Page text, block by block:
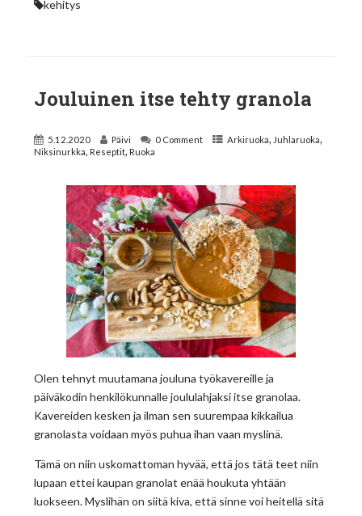
kehitys
Jouluinen itse tehty granola
5.12.2020 Päivi 0 Comment Arkiruoka,Juhlaruoka,
Niksinurkka,Reseptit,Ruoka
Olen tehnyt muutamana jouluna työkavereille ja
päiväkodin henkilökunnalle joululahjaksi itse granolaa.
Kavereiden kesken ja ilman sen suurempaa kikkailua
granolasta voidaan myös puhua ihan vaan myslinä.
Tämä on niin uskomattoman hyvää, että jos tätä teet niin
lupaan ettei kaupan granolat enää houkuta yhtään
luokseen. Myslihän on siitä kiva, että sinne voi heitellä sitä